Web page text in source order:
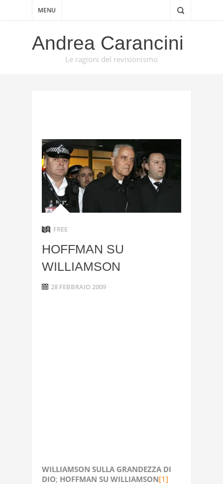
MENU
Andrea Carancini
Le ragioni del revisionismo
FREE
HOFFMAN SU
WILLIAMSON
28 FEBBRAIO 2009
WILLIAMSON SULLA GRANDEZZA DI
DIO; HOFFMAN SU WILLIAMSON[1]